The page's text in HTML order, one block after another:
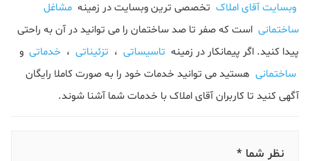
وبسایت آقای املاک تخصصی ترین وبسایت در زمینه مشاغل
ساختمانی است که صفر تا صد ساختمان را می توانید در آن به راحتی
پیدا کنید. اگر پیمانکار در زمینه تاسیساتی ، تزئیناتی ، خدماتی و
ساختمانی هستید می توانید خدمات خود را به صورت کاملا رایگان
آگهی کنید تا کاربران آقای املاک با خدمات شما آشنا شوند.
نظر شما *